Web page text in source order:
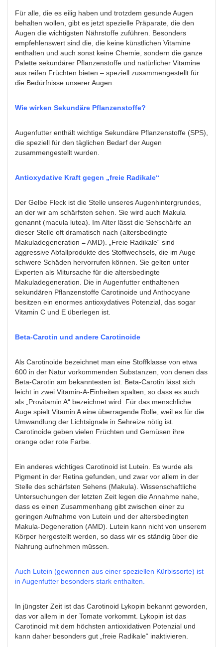
Für alle, die es eilig haben und trotzdem gesunde Augen
behalten wollen, gibt es jetzt spezielle Präparate, die den
Augen die wichtigsten Nährstoffe zuführen. Besonders
empfehlenswert sind die, die keine künstlichen Vitamine
enthalten und auch sonst keine Chemie, sondern die ganze
Palette sekundärer Pflanzenstoffe und natürlicher Vitamine
aus reifen Früchten bieten – speziell zusammengestellt für
die Bedürfnisse unserer Augen.
Wie wirken Sekundäre Pflanzenstoffe?
Augenfutter enthält wichtige Sekundäre Pflanzenstoffe (SPS),
die speziell für den täglichen Bedarf der Augen
zusammengestellt wurden.
Antioxydative Kraft gegen „freie Radikale“
Der Gelbe Fleck ist die Stelle unseres Augenhintergrundes,
an der wir am schärfsten sehen. Sie wird auch Makula
genannt (macula lutea). Im Alter lässt die Sehschärfe an
dieser Stelle oft dramatisch nach (altersbedingte
Makuladegeneration = AMD). „Freie Radikale“ sind
aggressive Abfallprodukte des Stoffwechsels, die im Auge
schwere Schäden hervorrufen können. Sie gelten unter
Experten als Mitursache für die altersbedingte
Makuladegeneration. Die in Augenfutter enthaltenen
sekundären Pflanzenstoffe Carotinoide und Anthocyane
besitzen ein enormes antioxydatives Potenzial, das sogar
Vitamin C und E überlegen ist.
Beta-Carotin und andere Carotinoide
Als Carotinoide bezeichnet man eine Stoffklasse von etwa
600 in der Natur vorkommenden Substanzen, von denen das
Beta-Carotin am bekanntesten ist. Beta-Carotin lässt sich
leicht in zwei Vitamin-A-Einheiten spalten, so dass es auch
als „Provitamin A“ bezeichnet wird. Für das menschliche
Auge spielt Vitamin A eine überragende Rolle, weil es für die
Umwandlung der Lichtsignale in Sehreize nötig ist.
Carotinoide geben vielen Früchten und Gemüsen ihre
orange oder rote Farbe.
Ein anderes wichtiges Carotinoid ist Lutein. Es wurde als
Pigment in der Retina gefunden, und zwar vor allem in der
Stelle des schärfsten Sehens (Makula). Wissenschaftliche
Untersuchungen der letzten Zeit legen die Annahme nahe,
dass es einen Zusammenhang gibt zwischen einer zu
geringen Aufnahme von Lutein und der altersbedingten
Makula-Degeneration (AMD). Lutein kann nicht von unserem
Körper hergestellt werden, so dass wir es ständig über die
Nahrung aufnehmen müssen.
Auch Lutein (gewonnen aus einer speziellen Kürbissorte) ist
in Augenfutter besonders stark enthalten.
In jüngster Zeit ist das Carotinoid Lykopin bekannt geworden,
das vor allem in der Tomate vorkommt. Lykopin ist das
Carotinoid mit dem höchsten antioxidativen Potenzial und
kann daher besonders gut „freie Radikale“ inaktivieren.